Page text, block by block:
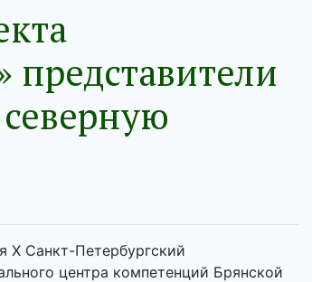
представители
Х Санкт-Петербургский
центра компетенций Брянской